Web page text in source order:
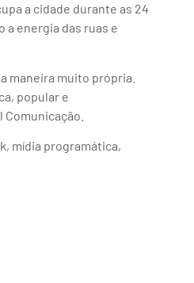
a cidade durante as 24
energia das ruas e
maneira muito própria.
popular e
mídia programática,